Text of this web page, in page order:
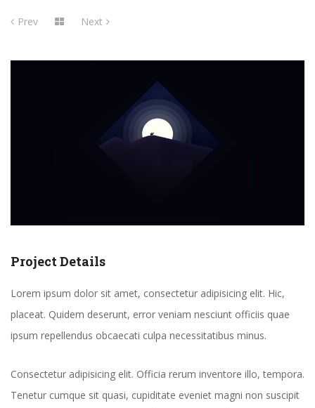
Prev Next
Project Details
Lorem ipsum dolor sit amet, consectetur adipisicing elit. Hic,
placeat. Quidem deserunt, error veniam nesciunt officiis quae
ipsum repellendus obcaecati culpa necessitatibus minus.
Consectetur adipisicing elit. Officia rerum inventore illo, tempora.
Tenetur cumque sit quasi, cupiditate eveniet magni non suscipit